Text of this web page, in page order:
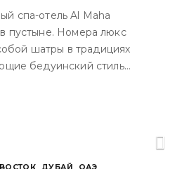
спа-отель Al Maha
пустыне. Номера люкс
шатры в традициях
бедуинский стиль…